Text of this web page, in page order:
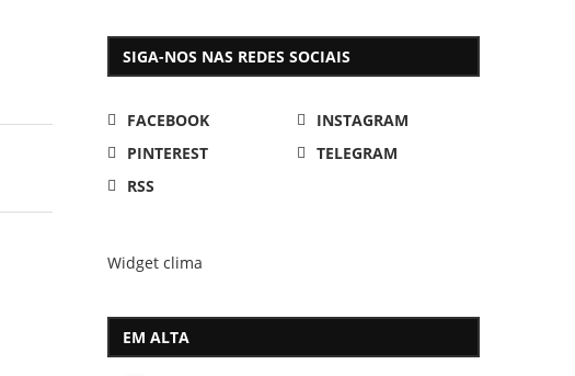
SIGA-NOS NAS REDES SOCIAIS
FACEBOOK
INSTAGRAM
PINTEREST
TELEGRAM
RSS
Widget clima
EM ALTA